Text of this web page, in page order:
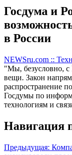
Госдума и
в России
NEWSru.com ::
"Мы, безусловно, с
вещи. Закон
распространение
Госдумы по
технологиям и
Навигация
Предыдущая: